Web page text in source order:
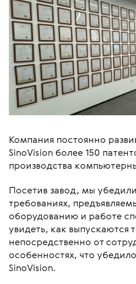
Компания постоянно
SinoVision более 150
производства
Посетив завод, мы
требованиях,
оборудованию и работе
увидеть, как
непосредственно от
особенностях, что
SinoVision.